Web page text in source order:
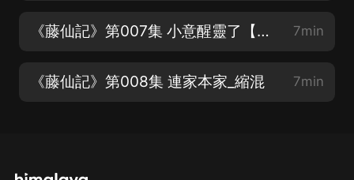
《藤仙記》第007集 小意醒靈了【聽了這麼久了，隨手點個讚，評論一下唄！】 7min
《藤仙記》第008集 連家本家_縮混 7min